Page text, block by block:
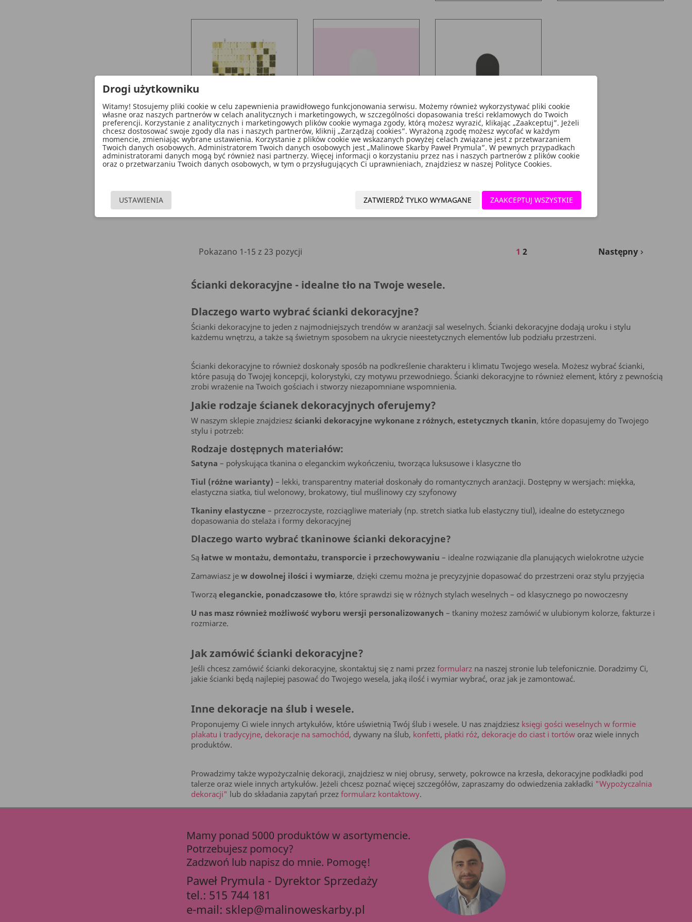
Panel Cekinowy, Kwadraty,
Zimny Złoty, 30x30 Cm
Cena
17,60 złCena
15,99 zł
Pokrowiec Na Stojak Łuk,
150 Cm X 80 Cm, Biały
Cena
33,58 zł
Pokrowiec Na Stojak Łuk,
150 Cm X 80 Cm, Czarny
Cena
33,58 zł
DO KOSZYKA
Pokazano 1-15 z 23 pozycji 12 Następny
Ścianki dekoracyjne - idealne tło na Twoje wesele.
Dlaczego warto wybrać ścianki dekoracyjne?
Ścianki dekoracyjne to jeden z najmodniejszych trendów w aranżacji sal weselnych. Ścianki dekoracyjne dodają uroku i stylu
każdemu wnętrzu, a także są świetnym sposobem na ukrycie nieestetycznych elementów lub podziału przestrzeni.
Ścianki dekoracyjne to również doskonały sposób na podkreślenie charakteru i klimatu Twojego wesela. Możesz wybrać ścianki,
które pasują do Twojej koncepcji, kolorystyki, czy motywu przewodniego. Ścianki dekoracyjne to również element, który z pewnością
zrobi wrażenie na Twoich gościach i stworzy niezapomniane wspomnienia.
Jakie rodzaje ścianek dekoracyjnych oferujemy?
W naszym sklepie znajdziesz ścianki dekoracyjne wykonane z różnych, estetycznych tkanin, które dopasujemy do Twojego
stylu i potrzeb:
Rodzaje dostępnych materiałów:
Satyna – połyskująca tkanina o eleganckim wykończeniu, tworząca luksusowe i klasyczne tło
Tiul (różne warianty) – lekki, transparentny materiał doskonały do romantycznych aranżacji. Dostępny w wersjach: miękka,
elastyczna siatka, tiul welonowy, brokatowy, tiul muślinowy czy szyfonowy
Tkaniny elastyczne – przezroczyste, rozciągliwe materiały (np. stretch siatka lub elastyczny tiul), idealne do estetycznego
dopasowania do stelaża i formy dekoracyjnej
Dlaczego warto wybrać tkaninowe ścianki dekoracyjne?
Są łatwe w montażu, demontażu, transporcie i przechowywaniu – idealne rozwiązanie dla planujących wielokrotne użycie
Zamawiasz je w dowolnej ilości i wymiarze, dzięki czemu można je precyzyjnie dopasować do przestrzeni oraz stylu przyjęcia
Tworzą eleganckie, ponadczasowe tło, które sprawdzi się w różnych stylach weselnych – od klasycznego po nowoczesny
U nas masz również możliwość wyboru wersji personalizowanych – tkaniny możesz zamówić w ulubionym kolorze, fakturze i
rozmiarze.
Jak zamówić ścianki dekoracyjne?
Jeśli chcesz zamówić ścianki dekoracyjne, skontaktuj się z nami przez formularz na naszej stronie lub telefonicznie. Doradzimy Ci,
jakie ścianki będą najlepiej pasować do Twojego wesela, jaką ilość i wymiar wybrać, oraz jak je zamontować.
Inne dekoracje na ślub i wesele.
Proponujemy Ci wiele innych artykułów, które uświetnią Twój ślub i wesele. U nas znajdziesz księgi gości weselnych w formie
plakatu i tradycyjne, dekoracje na samochód, dywany na ślub, konfetti, płatki róż, dekoracje do ciast i tortów oraz wiele innych
produktów.
Prowadzimy także wypożyczalnię dekoracji, znajdziesz w niej obrusy, serwety, pokrowce na krzesła, dekoracyjne podkładki pod
talerze oraz wiele innych artykułów. Jeżeli chcesz poznać więcej szczegółów, zapraszamy do odwiedzenia zakładki "Wypożyczalnia
dekoracji" lub do składania zapytań przez formularz kontaktowy.
Mamy ponad 5000 produktów w asortymencie.
Potrzebujesz pomocy?
Zadzwoń lub napisz do mnie. Pomogę!
Paweł Prymula - Dyrektor Sprzedaży
tel.: 515 744 181
e-mail: sklep@malinoweskarby.pl
Drogi użytkowniku
Witamy! Stosujemy pliki cookie w celu zapewnienia prawidłowego funkcjonowania serwisu. Możemy również wykorzystywać pliki cookie
własne oraz naszych partnerów w celach analitycznych i marketingowych, w szczególności dopasowania treści reklamowych do Twoich
preferencji. Korzystanie z analitycznych i marketingowych plików cookie wymaga zgody, którą możesz wyrazić, klikając „Zaakceptuj”. Jeżeli
chcesz dostosować swoje zgody dla nas i naszych partnerów, kliknij „Zarządzaj cookies”. Wyrażoną zgodę możesz wycofać w każdym
momencie, zmieniając wybrane ustawienia. Korzystanie z plików cookie we wskazanych powyżej celach związane jest z przetwarzaniem
Twoich danych osobowych. Administratorem Twoich danych osobowych jest „Malinowe Skarby Paweł Prymula”. W pewnych przypadkach
administratorami danych mogą być również nasi partnerzy. Więcej informacji o korzystaniu przez nas i naszych partnerów z plików cookie
oraz o przetwarzaniu Twoich danych osobowych, w tym o przysługujących Ci uprawnieniach, znajdziesz w naszej Polityce Cookies.
USTAWIENIA ZAAKCEPTUJ WSZYSTKIE
ZATWIERDŹ TYLKO WYMAGANE